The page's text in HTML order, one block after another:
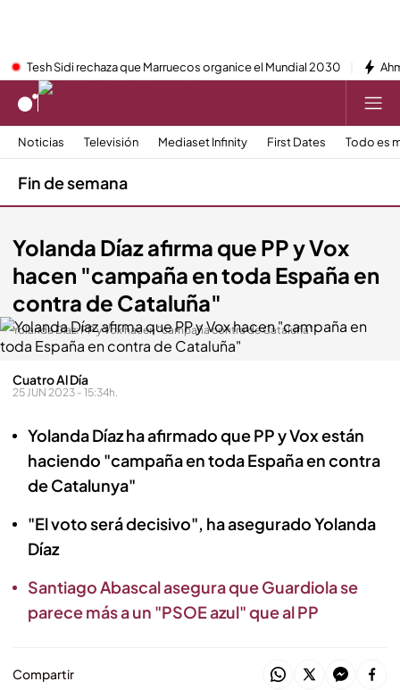
Tesh Sidi rechaza que Marruecos organice el Mundial 2030
Noticias Televisión Mediaset Infinity First Dates Todo es
Fin de semana
Yolanda Díaz afirma que PP y Vox
hacen "campaña en toda España en
contra de Cataluña"
Yolanda Díaz: PP y Vox hacen "campaña contra de Cataluña"
Cuatro Al Día
25 JUN 2023 - 15:34h.
Yolanda Díaz ha afirmado que PP y Vox están
haciendo "campaña en toda España en contra
de Catalunya"
"El voto será decisivo", ha asegurado Yolanda
Díaz
Santiago Abascal asegura que Guardiola se
parece más a un "PSOE azul" que al PP
Compartir